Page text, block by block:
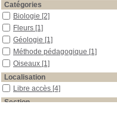
Catégories
Biologie [2]
Fleurs [1]
Géologie [1]
Méthode pédagogique [1]
Oiseaux [1]
Localisation
Libre accès [4]
Section